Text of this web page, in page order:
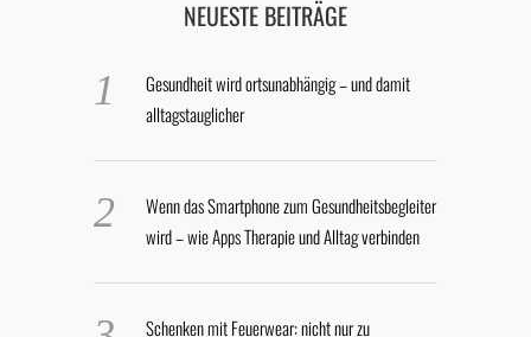
NEUESTE BEITRÄGE
Gesundheit wird ortsunabhängig – und damit
alltagstauglicher
Wenn das Smartphone zum Gesundheitsbegleiter
wird – wie Apps Therapie und Alltag verbinden
Schenken mit Feuerwear: nicht nur zu